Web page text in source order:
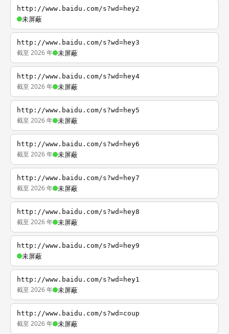
http://www.baidu.com/s?wd=hey2
未屏蔽
http://www.baidu.com/s?wd=hey3
截至 2026 年 未屏蔽
http://www.baidu.com/s?wd=hey4
截至 2026 年 未屏蔽
http://www.baidu.com/s?wd=hey5
截至 2026 年 未屏蔽
http://www.baidu.com/s?wd=hey6
截至 2026 年 未屏蔽
http://www.baidu.com/s?wd=hey7
截至 2026 年 未屏蔽
http://www.baidu.com/s?wd=hey8
截至 2026 年 未屏蔽
http://www.baidu.com/s?wd=hey9
未屏蔽
http://www.baidu.com/s?wd=hey1
截至 2026 年 未屏蔽
http://www.baidu.com/s?wd=coup
截至 2026 年 未屏蔽